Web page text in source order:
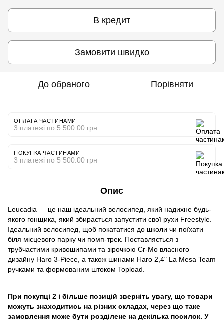
В кредит
Замовити швидко
До обраного Порівняти
ОПЛАТА ЧАСТИНАМИ
3 платежі по 5 500.00 грн
ПОКУПКА ЧАСТИНАМИ
3 платежі по 5 500.00 грн
Опис
Leucadia — це наш ідеальний велосипед, який надихне будь-
якого гонщика, який збирається запустити свої рухи Freestyle.
Ідеальний велосипед, щоб покататися до школи чи поїхати
біля місцевого парку чи помп-трек. Поставляється з
трубчастими кривошипами та зірочкою Cr-Mo власного
дизайну Haro 3-Piece, а також шинами Haro 2,4" La Mesa Team
ручками та формованим штоком Topload.
При покупці 2 і більше позицій зверніть увагу, що товари
можуть знаходитись на різних складах, через що таке
замовлення може бути розділене на декілька посилок. У